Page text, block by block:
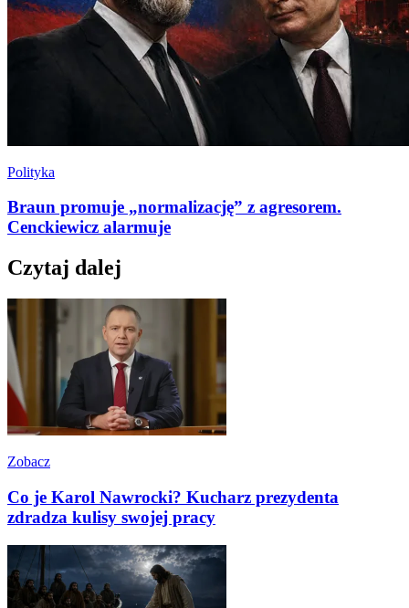
Polityka
Braun promuje „normalizację” z agresorem.
Cenckiewicz alarmuje
Czytaj dalej
Zobacz
Co je Karol Nawrocki? Kucharz prezydenta
zdradza kulisy swojej pracy